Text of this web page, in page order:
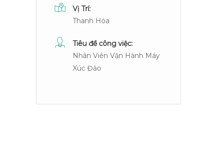
Vị Trí:
Thanh Hóa
Tiêu đề công việc:
Nhân Viên Vận Hành Máy
Xúc Đào